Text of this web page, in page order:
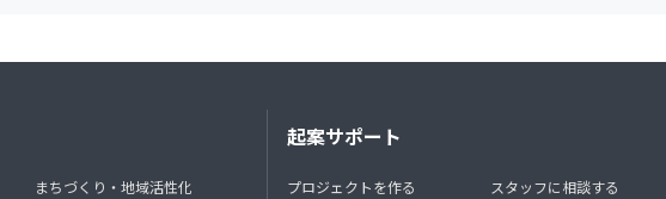
まちづくり・地域活性化
起案サポート
プロジェクトを作る
スタッフに相談する